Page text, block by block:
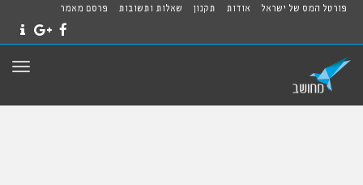
פורטל המס של ישראל אודות תקנון שאלות ותשובות פרסם מאמר